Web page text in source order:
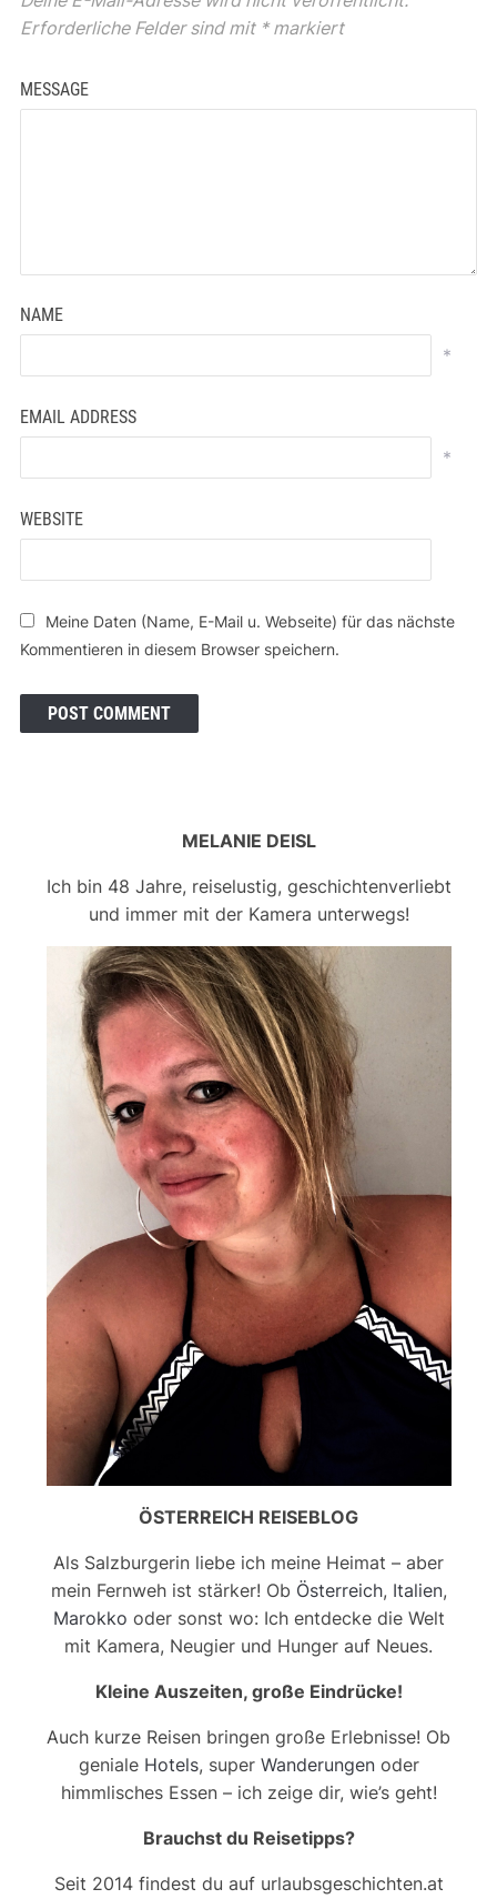
Erforderliche Felder sind mit *markiert
MESSAGE
NAME
*
EMAIL ADDRESS
*
WEBSITE
Meine Daten (Name, E-Mail u. Webseite) für das nächste
Kommentieren in diesem Browser speichern.
MELANIE DEISL
Ich bin 48 Jahre, reiselustig, geschichtenverliebt
und immer mit der Kamera unterwegs!
ÖSTERREICH REISEBLOG
Als Salzburgerin liebe ich meine Heimat – aber
mein Fernweh ist stärker! Ob Österreich, Italien,
Marokko oder sonst wo: Ich entdecke die Welt
mit Kamera, Neugier und Hunger auf Neues.
Kleine Auszeiten, große Eindrücke!
Auch kurze Reisen bringen große Erlebnisse! Ob
geniale Hotels, super Wanderungenoder
himmlisches Essen – ich zeige dir, wie’s geht!
Brauchst du Reisetipps?
Seit 2014 findest du auf urlaubsgeschichten.at